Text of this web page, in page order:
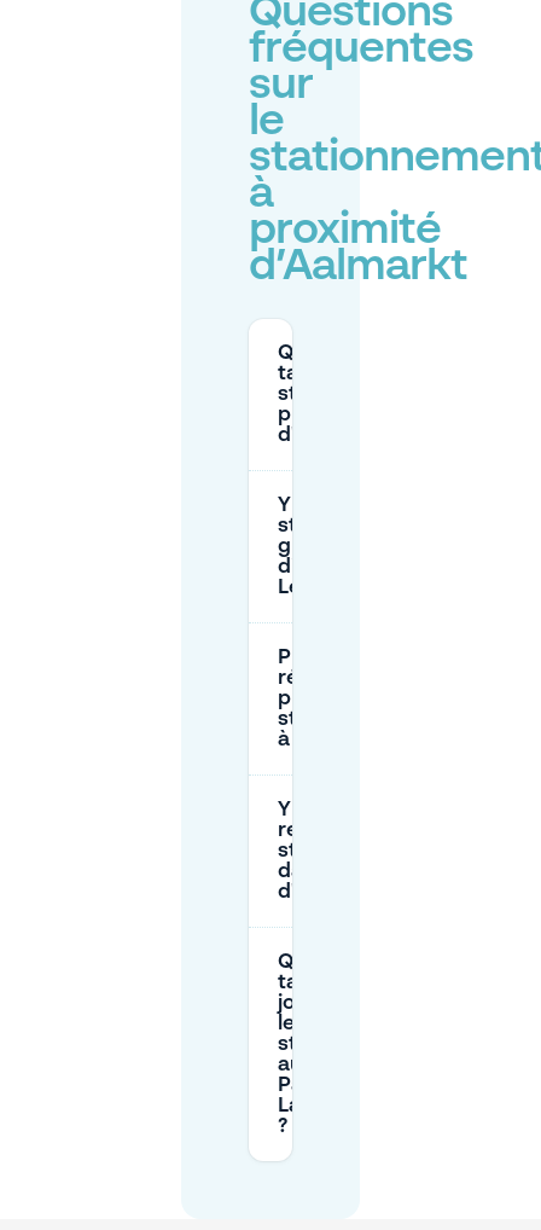
Questions
fréquentes
sur
le
à
proximité
d’Aalmarkt
Quels sont les
tarifs de
stationnement
près
d'Aalmarkt ?
Y a-t-il un
stationnement
gratuit
disponible à
Leiden ?
Puis-je
réserver une
place de
stationnement
à l'avance ?
Y a-t-il des
restrictions de
stationnement
dans la zone
d'Aalmarkt ?
Quel est le
tarif maximum
journalier pour
le
stationnement
au
Parkeergarage
Lammermarkt
?